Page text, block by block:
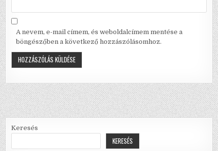
A nevem, e-mail címem, és weboldalcímem mentése a
böngészőben a következő hozzászólásomhoz.
Keresés
KERESÉS